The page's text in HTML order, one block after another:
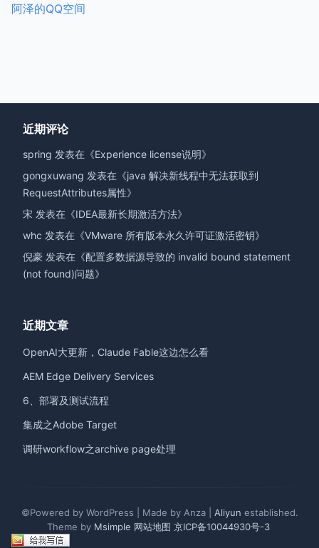
阿泽的QQ空间
近期评论
spring 发表在《Experience license说明》
gongxuwang 发表在《java 解决新线程中无法获取到
RequestAttributes属性》
宋 发表在《IDEA最新长期激活方法》
whc 发表在《VMware 所有版本永久许可证激活密钥》
倪豪 发表在《配置多数据源导致的 invalid bound statement
(not found)问题》
近期文章
OpenAI大更新，Claude Fable这边怎么看
AEM Edge Delivery Services
6、部署及测试流程
集成之Adobe Target
调研workflow之archive page处理
©Powered by WordPress | Made by Anza | Aliyun established.
Theme by Msimple 网站地图 京ICP备10044930号-3